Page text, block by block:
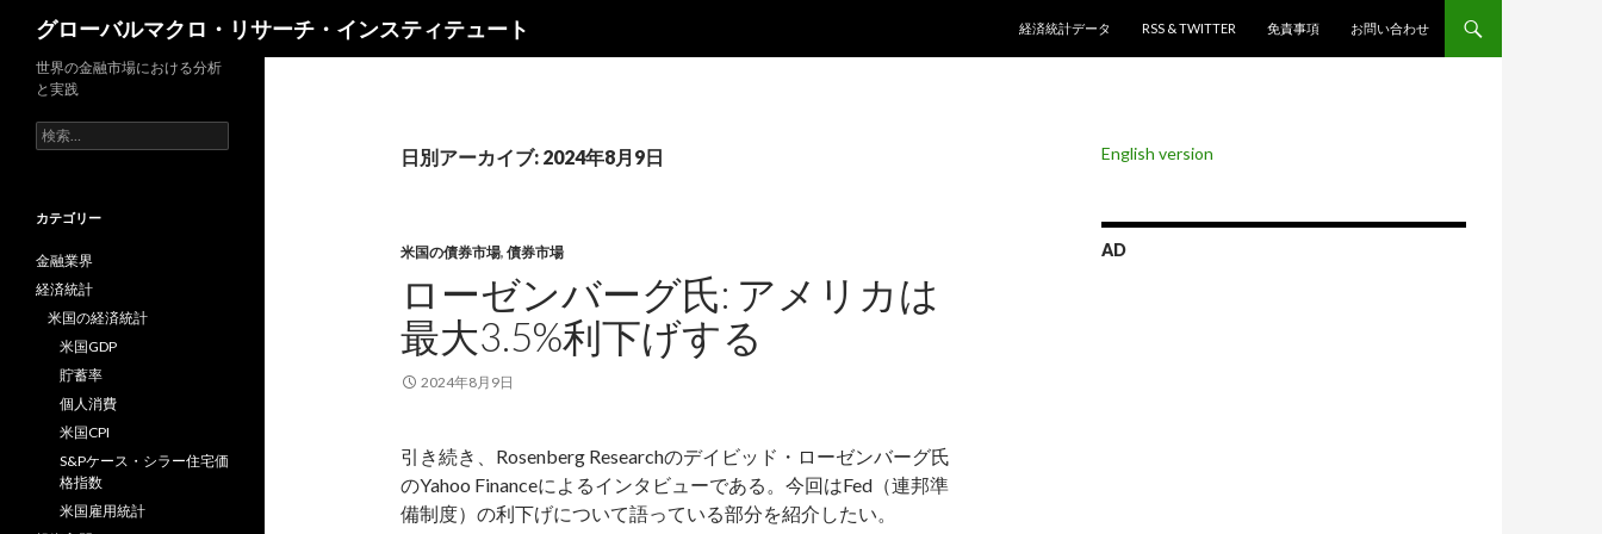
グローバルマクロ・リサーチ・インスティテュート
経済統計データ
RSS & TWITTER 免責事項 お問い合わせ
日別アーカイブ: 2024年8月9日
米国の債券市場, 債券市場
ローゼンバーグ氏: アメリカは
最大3.5%利下げする
2024年8月9日
引き続き、Rosenberg Researchのデイビッド・ローゼンバーグ氏
のYahoo Financeによるインタビューである。今回はFed（連邦準
備制度）の利下げについて語っている部分を紹介したい。
English version
AD
世界の金融市場における分析
と実践
検
索:
カテゴリー
金融業界
経済統計
米国の経済統計
米国GDP
貯蓄率
個人消費
米国CPI
S&Pケース・シラー住宅価
格指数
米国雇用統計